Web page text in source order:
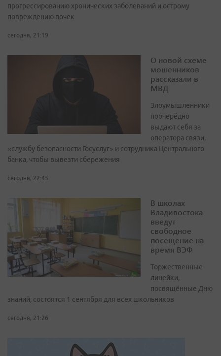
прогрессированию хронических заболеваний и острому
повреждению почек
сегодня, 21:19
О новой схеме
мошенников
рассказали в
МВД
Злоумышленники
поочерёдно
выдают себя за
оператора связи,
«службу безопасности Госуслуг» и сотрудника Центрального
банка, чтобы вывезти сбережения
сегодня, 22:45
В школах
Владивостока
введут
свободное
посещение на
время ВЭФ
Торжественные
линейки,
посвящённые Дню
знаний, состоятся 1 сентября для всех школьников
сегодня, 21:26